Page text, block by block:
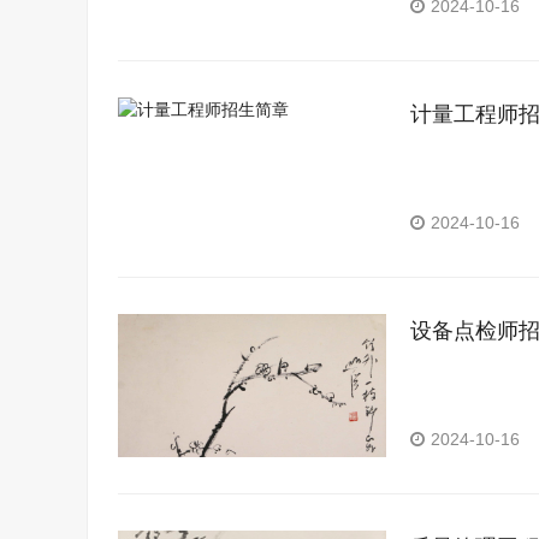
2024-10-16
计量工程师
2024-10-16
设备点检师
2024-10-16